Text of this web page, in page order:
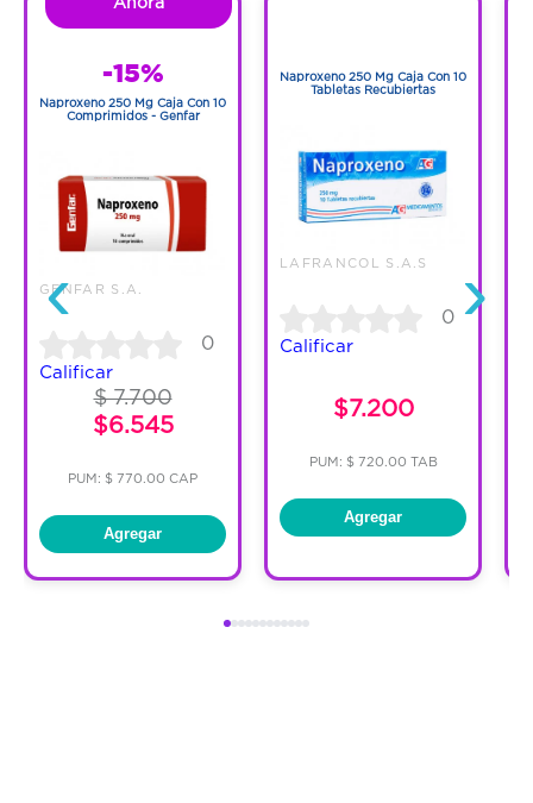
Código:1282976
‹
-15%
Naproxeno 250 Mg Caja Con 10
Comprimidos - Genfar
GENFAR S.A.
0
Calificar
$ 7.700
$6.545
PUM: $ 770.00 CAP
Agregar
Naproxeno 250 Mg Caja Con 10
Tabletas Recubiertas
LAFRANCOL S.A.S
0
Calificar
$7.200
PUM: $ 720.00 TAB
Agregar
›